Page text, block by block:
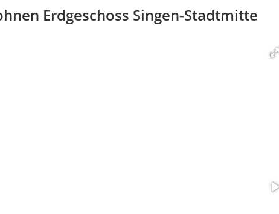
Erdgeschoss Singen-Stadtmitte